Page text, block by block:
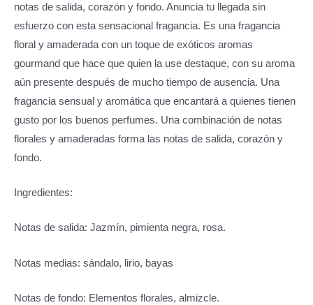
notas de salida, corazón y fondo. Anuncia tu llegada sin
esfuerzo con esta sensacional fragancia. Es una fragancia
floral y amaderada con un toque de exóticos aromas
gourmand que hace que quien la use destaque, con su aroma
aún presente después de mucho tiempo de ausencia. Una
fragancia sensual y aromática que encantará a quienes tienen
gusto por los buenos perfumes. Una combinación de notas
florales y amaderadas forma las notas de salida, corazón y
fondo.
Ingredientes:
Notas de salida: Jazmín, pimienta negra, rosa.
Notas medias: sándalo, lirio, bayas
Notas de fondo: Elementos florales, almizcle.